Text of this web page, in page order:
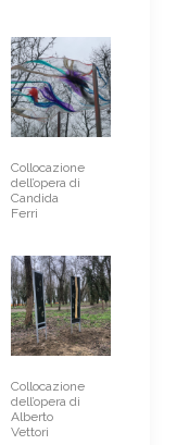
Collocazione
dell’opera di
Candida
Ferri
Collocazione
dell’opera di
Alberto
Vettori